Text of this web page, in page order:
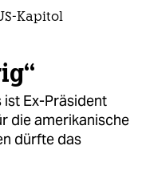
Kapitol
Ex-Präsident
die amerikanische
dürfte das